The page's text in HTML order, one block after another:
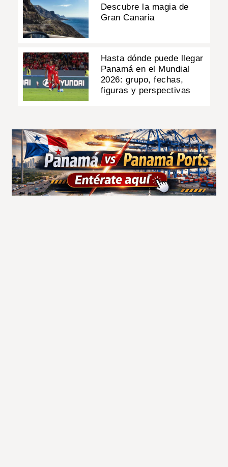
Descubre la magia de
Gran Canaria
Hasta dónde puede llegar
Panamá en el Mundial
2026: grupo, fechas,
figuras y perspectivas